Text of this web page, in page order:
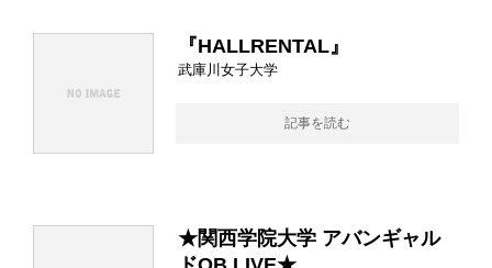
『HALLRENTAL』
武庫川女子大学
記事を読む
★関西学院大学 アバンギャル